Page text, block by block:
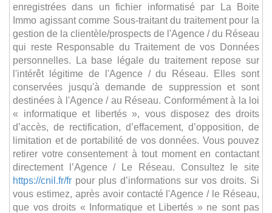
enregistrées dans un fichier informatisé par La Boite
Immo agissant comme Sous-traitant du traitement pour la
gestion de la clientèle/prospects de l'Agence / du Réseau
qui reste Responsable du Traitement de vos Données
personnelles. La base légale du traitement repose sur
l'intérêt légitime de l'Agence / du Réseau. Elles sont
conservées jusqu'à demande de suppression et sont
destinées à l'Agence / au Réseau. Conformément à la loi
« informatique et libertés », vous disposez des droits
d’accès, de rectification, d’effacement, d’opposition, de
limitation et de portabilité de vos données. Vous pouvez
retirer votre consentement à tout moment en contactant
directement l’Agence / Le Réseau. Consultez le site
https://cnil.fr/fr pour plus d’informations sur vos droits. Si
vous estimez, après avoir contacté l'Agence / le Réseau,
que vos droits « Informatique et Libertés » ne sont pas